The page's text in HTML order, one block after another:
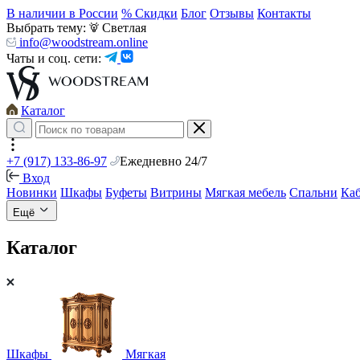
В наличии в России % Скидки Блог Отзывы Контакты
Выбрать тему:
Светлая
info@woodstream.online
Чаты и соц. сети:
Каталог
+7 (917) 133-86-97
Ежедневно 24/7
Вход
Новинки Шкафы Буфеты Витрины Мягкая мебель Спальни
Ещё
Каталог
Шкафы Мягкая